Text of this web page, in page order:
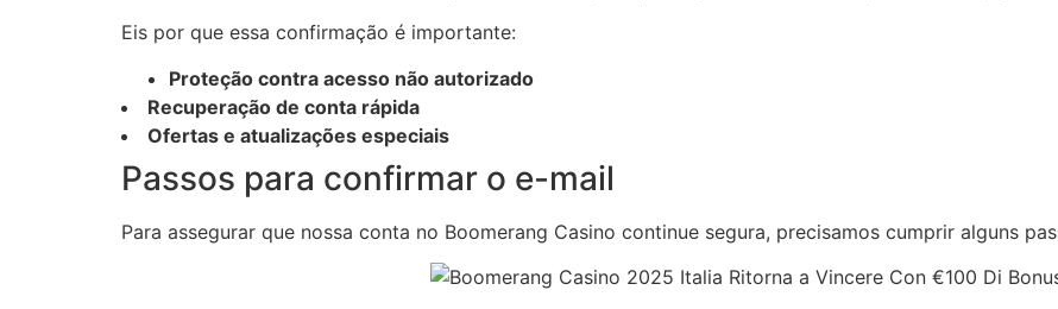
Eis por que essa confirmação é importante:
Proteção contra acesso não autorizado
Recuperação de conta rápida
Ofertas e atualizações especiais
Passos para confirmar o e-mail
Para assegurar que nossa conta no Boomerang Casino continue segura, precisamos cumprir alguns